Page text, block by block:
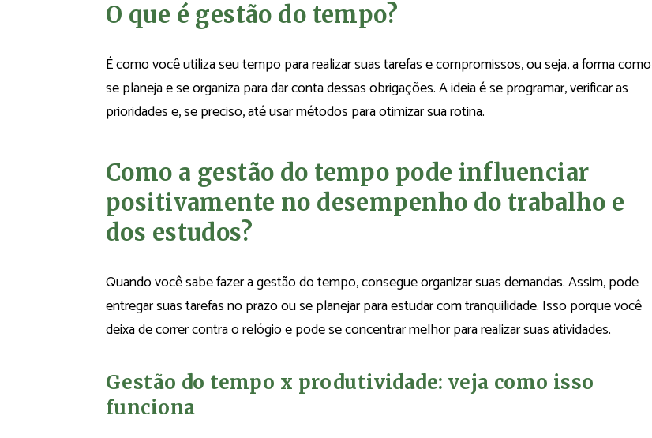
O que é gestão do tempo?
É como você utiliza seu tempo para realizar suas tarefas e compromissos, ou seja, a forma como
se planeja e se organiza para dar conta dessas obrigações. A ideia é se programar, verificar as
prioridades e, se preciso, até usar métodos para otimizar sua rotina.
Como a gestão do tempo pode influenciar
positivamente no desempenho do trabalho e
dos estudos?
Quando você sabe fazer a gestão do tempo, consegue organizar suas demandas. Assim, pode
entregar suas tarefas no prazo ou se planejar para estudar com tranquilidade. Isso porque você
deixa de correr contra o relógio e pode se concentrar melhor para realizar suas atividades.
Gestão do tempo x produtividade: veja como isso
funciona